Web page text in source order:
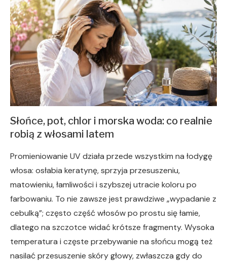
Słońce, pot, chlor i morska woda: co realnie
robią z włosami latem
Promieniowanie UV działa przede wszystkim na łodygę
włosa: osłabia keratynę, sprzyja przesuszeniu,
matowieniu, łamliwości i szybszej utracie koloru po
farbowaniu. To nie zawsze jest prawdziwe „wypadanie z
cebulką”; często część włosów po prostu się łamie,
dlatego na szczotce widać krótsze fragmenty. Wysoka
temperatura i częste przebywanie na słońcu mogą też
nasilać przesuszenie skóry głowy, zwłaszcza gdy do